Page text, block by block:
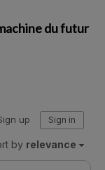
du futur